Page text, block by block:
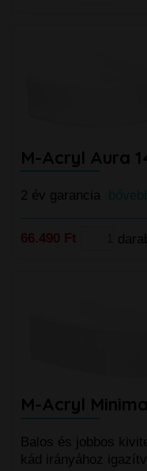
M-Acryl Aura
2 év garancia
66.490 Ft
M-Acryl
Balos és jobbos
kád irányához